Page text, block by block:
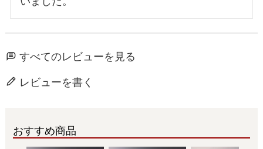
すべてのレビューを見る
レビューを書く
おすすめ商品